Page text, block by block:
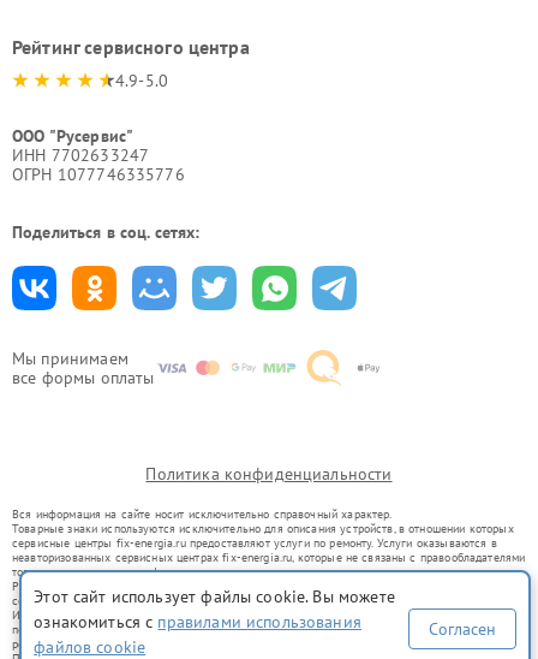
Мы принимаем
все формы оплаты
Рейтинг сервисного центра
4.9-5.0
ООО "Русервис"
ИНН 7702633247
ОГРН 1077746335776
Поделиться в соц. сетях:
Политика конфиденциальности
Вся информация на сайте носит исключительно справочный характер.
Товарные знаки используются исключительно для описания устройств, в отношении которых
сервисные центры fix-energia.ru предоставляют услуги по ремонту. Услуги оказываются в
неавторизованных сервисных центрах fix-energia.ru, которые не связаны с правообладателями
товарных знаков или их официальными представителями.
Ремонт осуществляется для устройств, уже введенных в гражданский оборот в соответствии
со статьей 1487 ГК РФ.
Использование товарных знаков не преследует цели индивидуализации услуг или введения
потребителей в заблуждение, а служит для информирования о предоставляемых услугах по
ремонту техники указанных брендов.
Этот сайт использует файлы cookie. Вы можете
ознакомиться с правилами использования
файлов cookie
Согласен